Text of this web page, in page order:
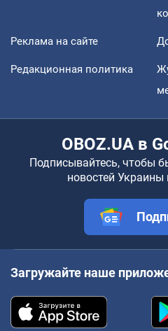
Реклама на сайте
Редакционная политика
OBOZ.UA в
Подписывайтесь, чтобы
новостей Украины
Загружайте наше